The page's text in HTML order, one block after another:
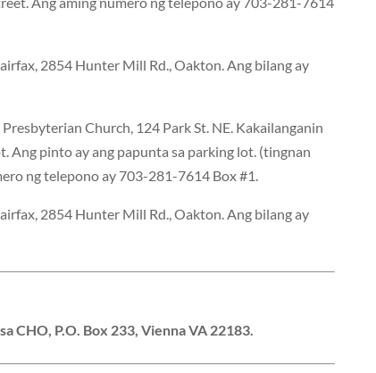
2854 Hunter Mill Rd., Oakton. Ang bilang ay
Church, 124 Park St. NE. Kakailanganin
Ang pinto ay ang papunta sa parking lot. (tingnan
ng telepono ay 703-281-7614 Box #1.
2854 Hunter Mill Rd., Oakton. Ang bilang ay
CHO, P.O. Box 233, Vienna VA 22183.